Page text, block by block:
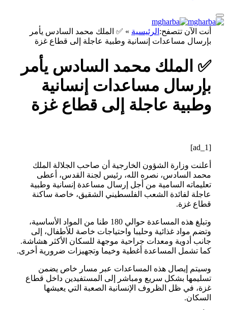
أنت الآن تتصفح: الرئيسية » ✅ الملك محمد السادس يأمر
بإرسال مساعدات إنسانية وطبية عاجلة إلى قطاع غزة
✅ الملك محمد السادس يأمر
بإرسال مساعدات إنسانية
وطبية عاجلة إلى قطاع غزة
[ad_1]
أعلنت وزارة الشؤون الخارجية أن صاحب الجلالة الملك
محمد السادس، نصره الله، رئيس لجنة القدس، أعطى
تعليماته السامية من أجل إرسال مساعدة إنسانية وطبية
عاجلة لفائدة الشعب الفلسطيني الشقيق، خاصة ساكنة
قطاع غزة.
وتبلغ هذه المساعدة حوالي 180 طنا من المواد الأساسية،
وتضم مواد غذائية وحليبا واحتياجات خاصة للأطفال، إلى
جانب أدوية ومعدات جراحية موجهة للسكان الأكثر هشاشة.
كما تشمل المساعدة أغطية وخيما وتجهيزات ضرورية أخرى.
وسيتم إيصال هذه المساعدات عبر مسار خاص يضمن
تسليمها بشكل سريع ومباشر إلى المستفيدين داخل قطاع
غزة، في ظل الظروف الإنسانية الصعبة التي يعيشها
السكان.